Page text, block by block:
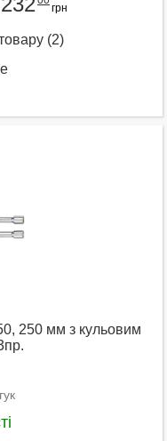
грн
(2)
250 мм з кульовим